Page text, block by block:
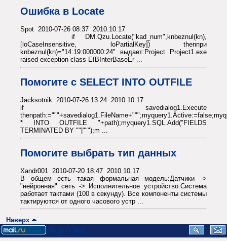
Ошибка в Locate
Spot 2010-07-26 08:37 2010.10.17
if DM.Qzu.Locate("kad_num",knbeznul(kn),
[loCaseInsensitive, loPartialKey]) thenпри
knbeznul(kn)="14:19:000000:24" выдает:Project Project1.exe
raised exception class EIBInterBaseEr ...
Помогите с SELECT INTO OUTFILE
Jacksotnik 2010-07-26 13:24 2010.10.17
if savedialog1.Execute
* INTO OUTFILE "+path);myquery1.SQL.Add("FIELDS
TERMINATED BY ""|""");m ...
Помогите выбрать тип данных
Xandr001 2010-07-20 18:47 2010.10.17
В общем есть такая формальная модель:Датчики ->
"нейронная" сеть -> Исполнительное устройство.Система
работает тактами (100 в секунду). Все компоненты системы
тактируются от одного часового устр ...
Наверх